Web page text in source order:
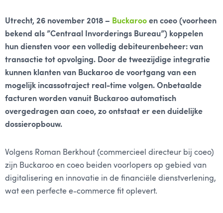
Utrecht, 26 november 2018 – Buckaroo en coeo (voorheen
bekend als ”Centraal Invorderings Bureau”) koppelen
hun diensten voor een volledig debiteurenbeheer: van
transactie tot opvolging. Door de tweezijdige integratie
kunnen klanten van Buckaroo de voortgang van een
mogelijk incassotraject real-time volgen. Onbetaalde
facturen worden vanuit Buckaroo automatisch
overgedragen aan coeo, zo ontstaat er een duidelijke
dossieropbouw.
Volgens Roman Berkhout (commercieel directeur bij coeo)
zijn Buckaroo en coeo beiden voorlopers op gebied van
digitalisering en innovatie in de financiële dienstverlening,
wat een perfecte e-commerce fit oplevert.